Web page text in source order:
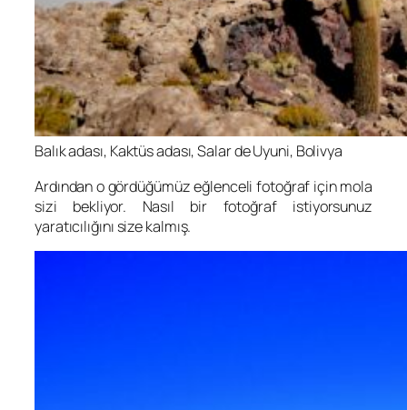
Balık adası, Kaktüs adası, Salar de Uyuni, Bolivya
Ardından o gördüğümüz eğlenceli fotoğraf için mola
sizi bekliyor. Nasıl bir fotoğraf istiyorsunuz
yaratıcılığını size kalmış.